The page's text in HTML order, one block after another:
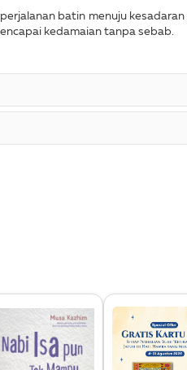
batin menuju
kedamaian tanpa sebab.